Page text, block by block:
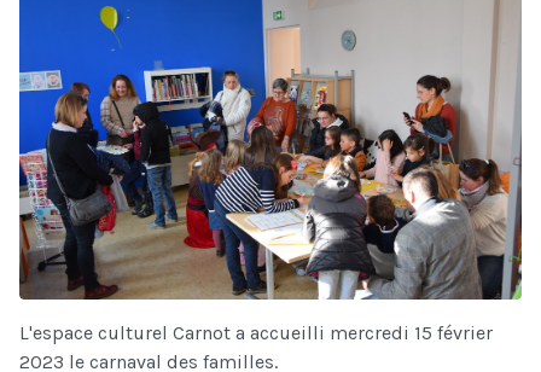
L'espace culturel Carnot a accueilli mercredi 15 février
2023 le carnaval des familles.